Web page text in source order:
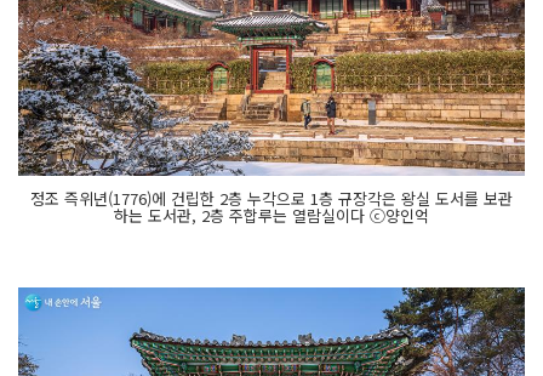
정조 즉위년(1776)에 건립한 2층 누각으로 1층 규장각은 왕실 도서를 보관
하는 도서관, 2층 주합루는 열람실이다 ⓒ양인억